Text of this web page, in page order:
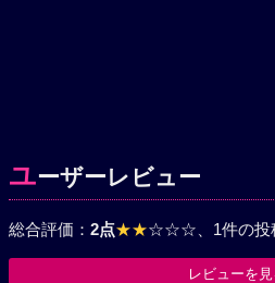
ユーザーレビュー
総合評価： 2点★★☆☆☆ 、1件の
レビューを見